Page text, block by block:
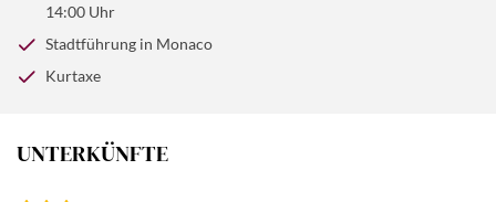
14:00 Uhr
Stadtführung in Monaco
Kurtaxe
UNTERKÜNFTE